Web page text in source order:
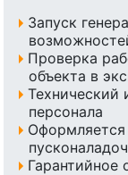
Запуск
Проверка
объекта в
Технический
персонала
Гарантийное